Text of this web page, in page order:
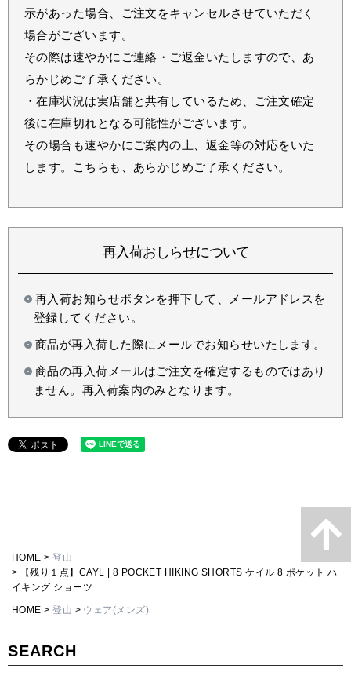
SEARCH
示があった場合、ご注文をキャンセルさせていただく
場合がございます。
その際は速やかにご連絡・ご返金いたしますので、あ
らかじめご了承ください。
・在庫状況は実店舗と共有しているため、ご注文確定
後に在庫切れとなる可能性がございます。
その場合も速やかにご案内の上、返金等の対応をいた
します。こちらも、あらかじめご了承ください。
再入荷おしらせについて
再入荷お知らせボタンを押下して、メールアドレスを
登録してください。
商品が再入荷した際にメールでお知らせいたします。
商品の再入荷メールはご注文を確定するものではあり
ません。再入荷案内のみとなります。
HOME
登山
【残り１点】CAYL | 8 POCKET HIKING SHORTS ケイル 8 ポケット ハ
イキング ショーツ
HOME 登山 ウェア(メンズ)